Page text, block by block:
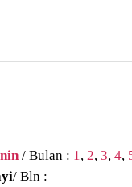
/ Bulan : 1 , 2,3,4,
/ Bln :